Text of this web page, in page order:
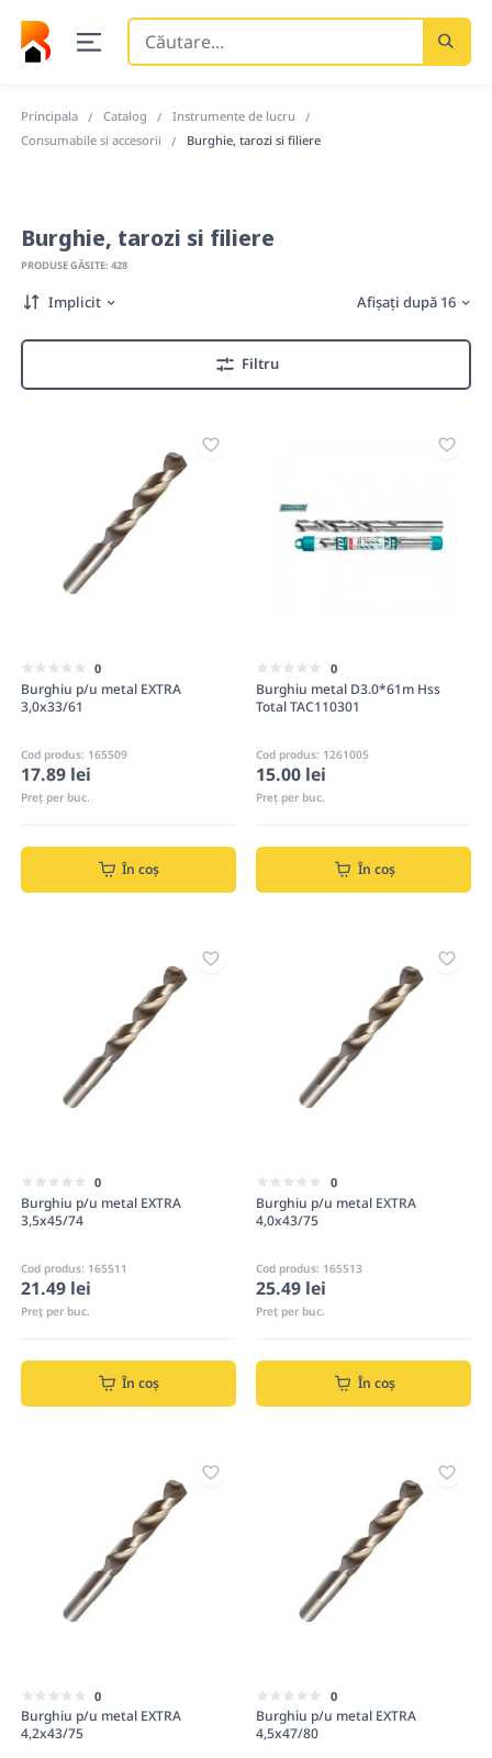
Căutare
Principala Catalog
Instrumente de lucru
Consumabile si accesorii
Burghie, tarozi si filiere
Burghie, tarozi si filiere
PRODUSE GĂSITE: 428
Implicit Afișați după 16
Filtru
0
Burghiu p/u metal EXTRA
3,0x33/61
Cod produs: 165509
17.89 lei
Preț per buc.
În coș
0
Burghiu metal D3.0*61m Hss
Total TAC110301
Cod produs: 1261005
15.00 lei
Preț per buc.
În coș
0
Burghiu p/u metal EXTRA
3,5x45/74
Cod produs: 165511
21.49 lei
Preț per buc.
În coș
0
Burghiu p/u metal EXTRA
4,0x43/75
Cod produs: 165513
25.49 lei
Preț per buc.
În coș
0
Burghiu p/u metal EXTRA
4,2x43/75
0
Burghiu p/u metal EXTRA
4,5x47/80